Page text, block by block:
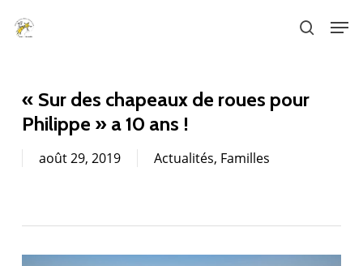
search
« Sur des chapeaux de roues pour
Philippe » a 10 ans !
août 29, 2019 Actualités, Familles